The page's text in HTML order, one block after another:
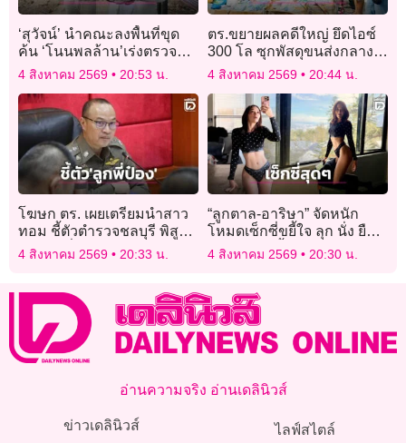
‘สุวัจน์’ นำคณะลงพื้นที่ขุด
ค้น ‘โนนพลล้าน’เร่งตรวจ
อายุ สร้างไทม์ไลน์
4 สิงหาคม 2569 20:53 น.
ตร.ขยายผลคดีใหญ่ ยึดไอซ์
300 โล ซุกพัสดุขนส่งกลาง
กรุง รวบ 4 ผู้ต้องหาแก๊งยา
4 สิงหาคม 2569 20:44 น.
โฆษก ตร. เผยเตรียมนำสาว
ทอม ชี้ตัวตำรวจชลบุรี พิสูจน์
ปม “ลูกพี่ป๋อง”
4 สิงหาคม 2569 20:33 น.
“ลูกตาล-อาริษา” จัดหนัก
โหมดเซ็กซี่ขยี้ใจ ลุก นั่ง ยืน
เป๊ะปังแซ่บซี้ดสุดองศา!
4 สิงหาคม 2569 20:30 น.
อ่านความจริง อ่านเดลินิวส์
ข่าวเดลินิวส์ ไลฟ์สไตล์